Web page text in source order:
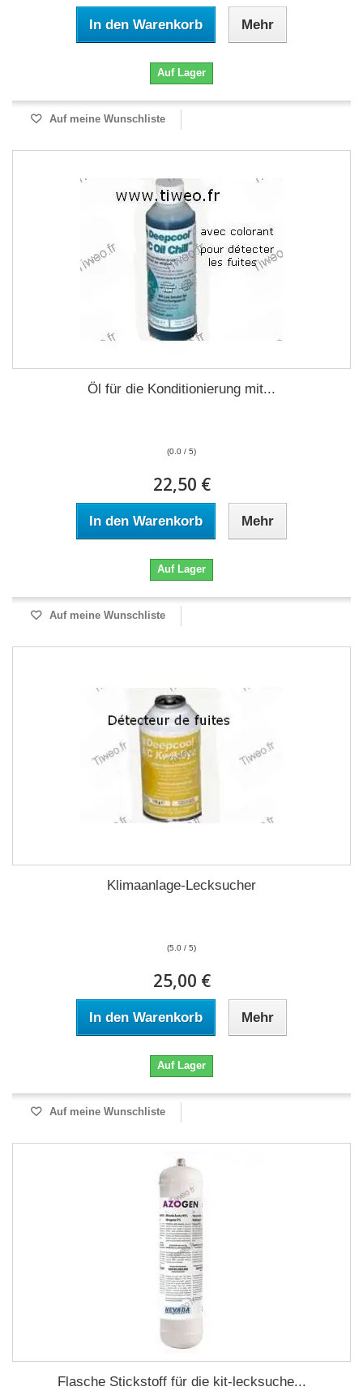
In den Warenkorb Mehr
Auf Lager
Auf meine Wunschliste
Öl für die Konditionierung mit...
(0.0 / 5)
22,50 €
In den Warenkorb Mehr
Auf Lager
Auf meine Wunschliste
Klimaanlage-Lecksucher
(5.0 / 5)
25,00 €
In den Warenkorb Mehr
Auf Lager
Auf meine Wunschliste
Flasche Stickstoff für die kit-lecksuche...